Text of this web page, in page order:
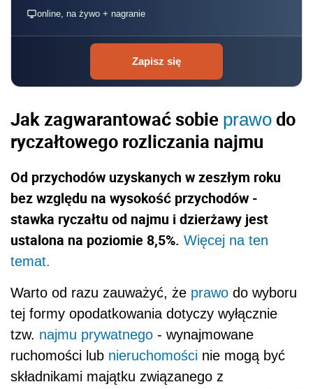
online, na żywo + nagranie
Zapisz się
Jak zagwarantować sobie prawo do
ryczałtowego rozliczania najmu
Od przychodów uzyskanych w zeszłym roku
bez względu na wysokość przychodów -
stawka ryczałtu od najmu i dzierżawy jest
ustalona na poziomie 8,5%. Więcej na ten
temat.
Warto od razu zauważyć, że prawo do wyboru
tej formy opodatkowania dotyczy wyłącznie
tzw. najmu prywatnego - wynajmowane
ruchomości lub nieruchomości nie mogą być
składnikami majątku związanego z